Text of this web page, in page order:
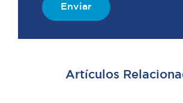
Enviar
Artículos